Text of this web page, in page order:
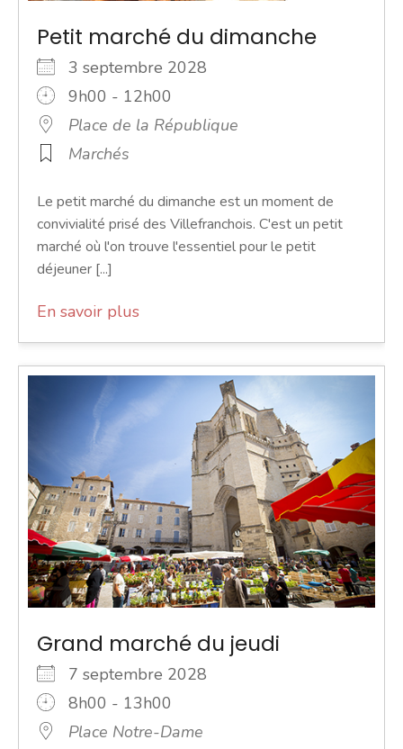
Petit marché du dimanche
3 septembre 2028
9h00 - 12h00
Place de la République
Marchés
Le petit marché du dimanche est un moment de
convivialité prisé des Villefranchois. C'est un petit
marché où l'on trouve l'essentiel pour le petit
déjeuner [...]
En savoir plus
Grand marché du jeudi
7 septembre 2028
8h00 - 13h00
Place Notre-Dame